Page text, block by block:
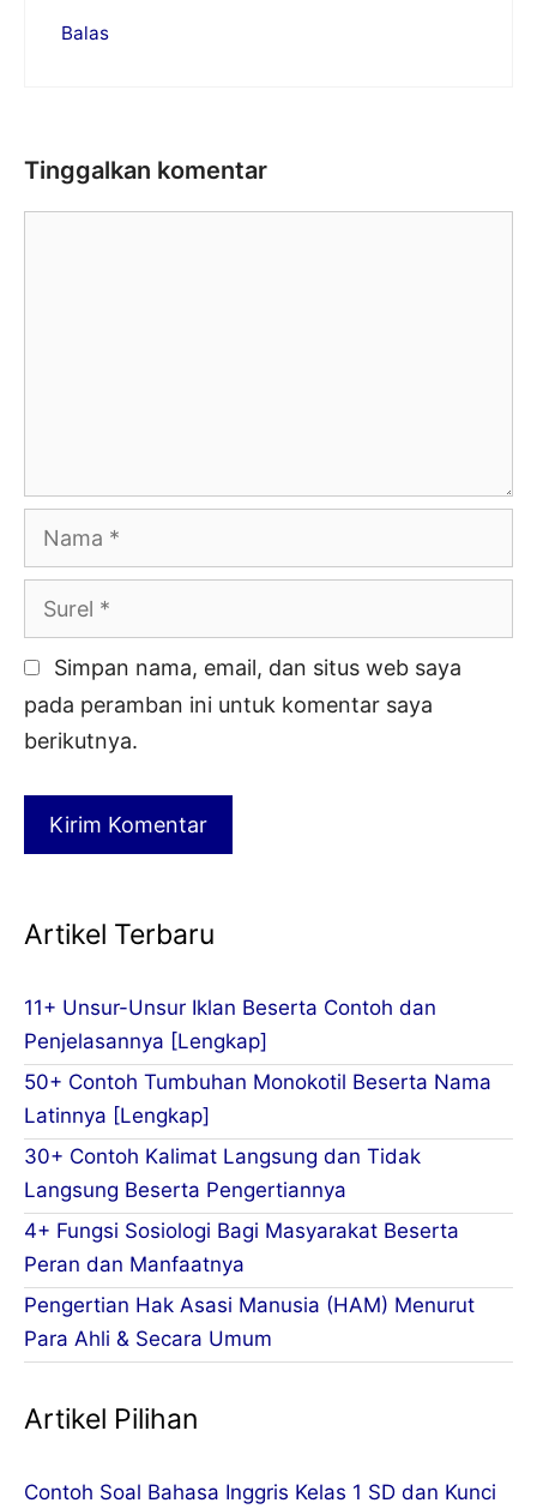
Balas
Tinggalkan komentar
Nama
Surel
Simpan nama, email, dan situs web saya
pada peramban ini untuk komentar saya
berikutnya.
Artikel Terbaru
11+ Unsur-Unsur Iklan Beserta Contoh dan
Penjelasannya [Lengkap]
50+ Contoh Tumbuhan Monokotil Beserta Nama
Latinnya [Lengkap]
30+ Contoh Kalimat Langsung dan Tidak
Langsung Beserta Pengertiannya
4+ Fungsi Sosiologi Bagi Masyarakat Beserta
Peran dan Manfaatnya
Pengertian Hak Asasi Manusia (HAM) Menurut
Para Ahli & Secara Umum
Artikel Pilihan
Contoh Soal Bahasa Inggris Kelas 1 SD dan Kunci